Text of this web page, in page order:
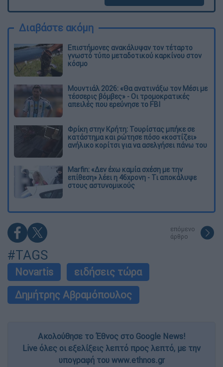
Διαβάστε ακόμη
Επιστήμονες ανακάλυψαν τον τέταρτο
γνωστό τύπο μεταδοτικού καρκίνου στον
κόσμο
Μουντιάλ 2026: «Θα ανατινάξω τον Μέσι με
τέσσερις βόμβες» - Οι τρομοκρατικές
απειλές που ερεύνησε το FBI
Φρίκη στην Κρήτη: Τουρίστας μπήκε σε
κατάστημα και ρώτησε πόσο «κοστίζει»
ανήλικο κορίτσι για να ασελγήσει πάνω του
Marfin: «Δεν έχω καμία σχέση με την
επίθεση» λέει η 46χρονη - Τι αποκάλυψε
στους αστυνομικούς
επόμενο
άρθρο
#TAGS
Novartis
ειδήσεις τώρα
Δημήτρης Αβραμόπουλος
Ακολούθησε το Έθνος στο Google News!
Live όλες οι εξελίξεις λεπτό προς λεπτό, με την
υπογραφή του www.ethnos.gr